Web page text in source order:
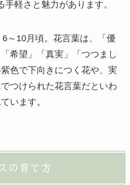
軽さと魅力があります。
～10月頃。花言葉は、「優
希望」「真実」「つつまし
色で下向きにつく花や、実
つけられた花言葉だといわ
います。
の育て方